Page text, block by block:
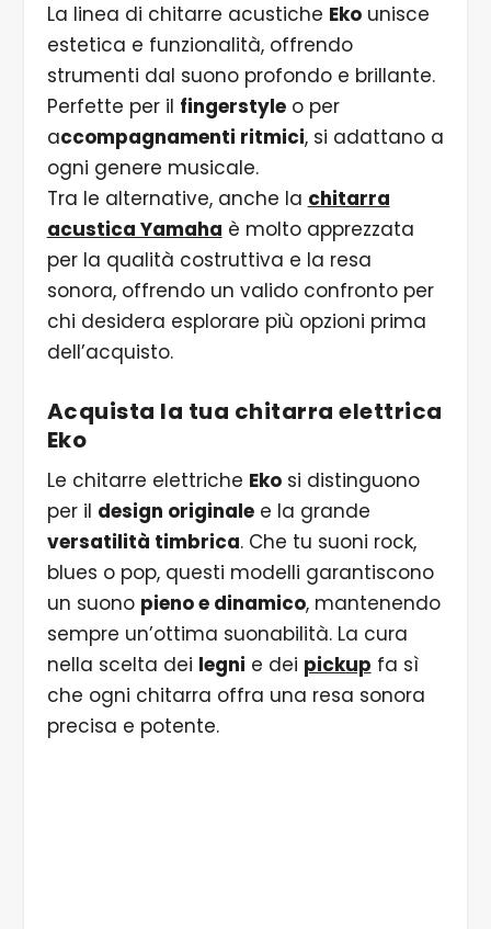
La linea di chitarre acustiche Ekounisce
estetica e funzionalità, offrendo
strumenti dal suono profondo e brillante.
Perfette per il fingerstyleo per
accompagnamenti ritmici, si adattano a
ogni genere musicale.
Tra le alternative, anche la chitarra
acustica Yamaha è molto apprezzata
per la qualità costruttiva e la resa
sonora, offrendo un valido confronto per
chi desidera esplorare più opzioni prima
dell’acquisto.
Acquista la tua chitarra elettrica
Eko
Le chitarre elettriche Ekosi distinguono
per il design originalee la grande
versatilità timbrica. Che tu suoni rock,
blues o pop, questi modelli garantiscono
un suono pieno e dinamico, mantenendo
sempre un’ottima suonabilità. La cura
nella scelta dei legni e dei pickup fa sì
che ogni chitarra offra una resa sonora
precisa e potente.